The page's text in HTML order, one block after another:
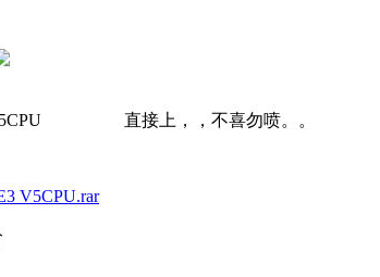
V5CPU 直接上，，不喜勿喷。。
V5CPU.rar